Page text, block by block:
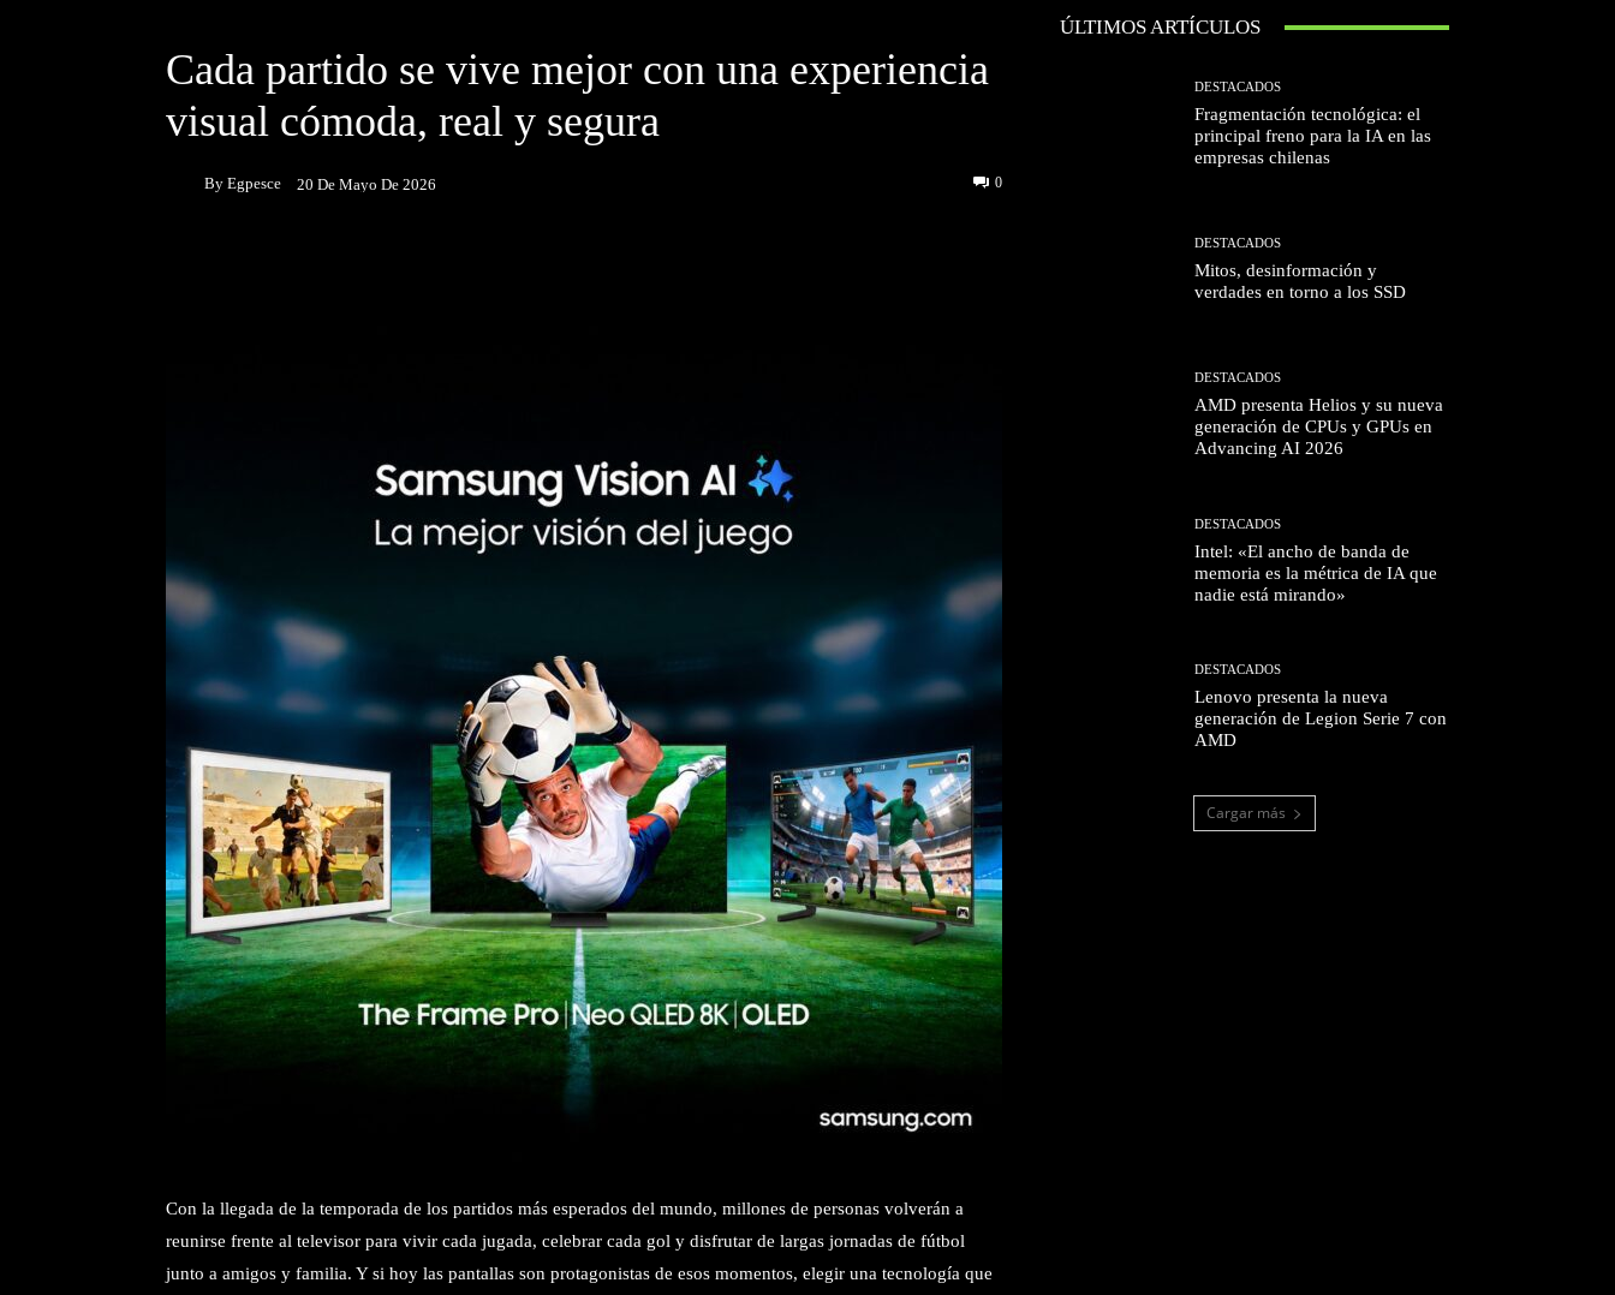
Cada partido se vive mejor con una experiencia
visual cómoda, real y segura
By Egpesce 20 De Mayo De 2026 0
Con la llegada de la temporada de los partidos más esperados del mundo, millones de personas volverán a
reunirse frente al televisor para vivir cada jugada, celebrar cada gol y disfrutar de largas jornadas de fútbol
junto a amigos y familia. Y si hoy las pantallas son protagonistas de esos momentos, elegir una tecnología que
ÚLTIMOS ARTÍCULOS
DESTACADOS
Fragmentación tecnológica: el
principal freno para la IA en las
empresas chilenas
DESTACADOS
Mitos, desinformación y
verdades en torno a los SSD
DESTACADOS
AMD presenta Helios y su nueva
generación de CPUs y GPUs en
Advancing AI 2026
DESTACADOS
Intel: «El ancho de banda de
memoria es la métrica de IA que
nadie está mirando»
DESTACADOS
Lenovo presenta la nueva
generación de Legion Serie 7 con
AMD
Cargar más